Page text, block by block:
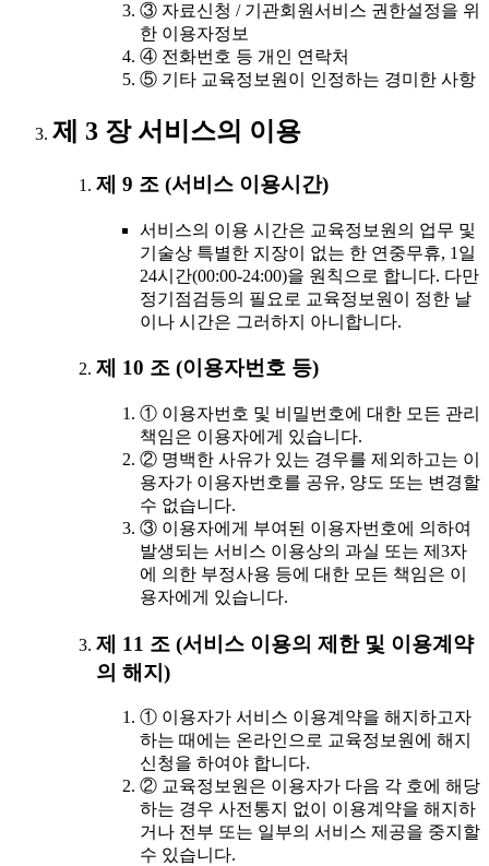
③ 자료신청 / 기관회원서비스 권한설정을 위
한 이용자정보
④ 전화번호 등 개인 연락처
⑤ 기타 교육정보원이 인정하는 경미한 사항
제 3 장 서비스의 이용
제 9 조 (서비스 이용시간)
서비스의 이용 시간은 교육정보원의 업무 및
기술상 특별한 지장이 없는 한 연중무휴, 1일
24시간(00:00-24:00)을 원칙으로 합니다. 다만
정기점검등의 필요로 교육정보원이 정한 날
이나 시간은 그러하지 아니합니다.
제 10 조 (이용자번호 등)
① 이용자번호 및 비밀번호에 대한 모든 관리
책임은 이용자에게 있습니다.
② 명백한 사유가 있는 경우를 제외하고는 이
용자가 이용자번호를 공유, 양도 또는 변경할
수 없습니다.
③ 이용자에게 부여된 이용자번호에 의하여
발생되는 서비스 이용상의 과실 또는 제3자
에 의한 부정사용 등에 대한 모든 책임은 이
용자에게 있습니다.
제 11 조 (서비스 이용의 제한 및 이용계약
의 해지)
① 이용자가 서비스 이용계약을 해지하고자
하는 때에는 온라인으로 교육정보원에 해지
신청을 하여야 합니다.
② 교육정보원은 이용자가 다음 각 호에 해당
하는 경우 사전통지 없이 이용계약을 해지하
거나 전부 또는 일부의 서비스 제공을 중지할
수 있습니다.